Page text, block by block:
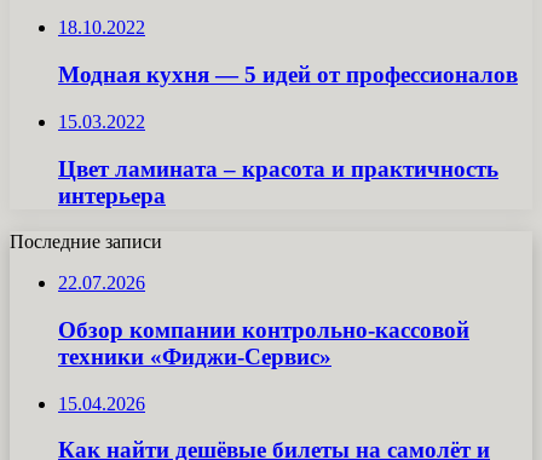
18.10.2022
Модная кухня — 5 идей от профессионалов
15.03.2022
Цвет ламината – красота и практичность
интерьера
Последние записи
22.07.2026
Обзор компании контрольно-кассовой
техники «Фиджи-Сервис»
15.04.2026
Как найти дешёвые билеты на самолёт и